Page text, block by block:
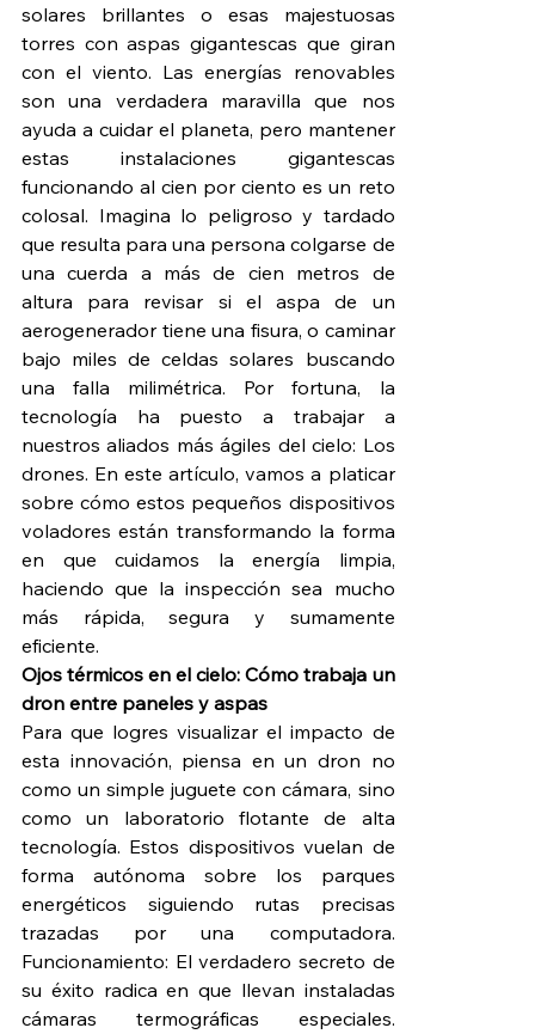
solares brillantes o esas majestuosas
torres con aspas gigantescas que giran
con el viento. Las energías renovables
son una verdadera maravilla que nos
ayuda a cuidar el planeta, pero mantener
estas instalaciones gigantescas
funcionando al cien por ciento es un reto
colosal. Imagina lo peligroso y tardado
que resulta para una persona colgarse de
una cuerda a más de cien metros de
altura para revisar si el aspa de un
aerogenerador tiene una fisura, o caminar
bajo miles de celdas solares buscando
una falla milimétrica. Por fortuna, la
tecnología ha puesto a trabajar a
nuestros aliados más ágiles del cielo: Los
drones. En este artículo, vamos a platicar
sobre cómo estos pequeños dispositivos
voladores están transformando la forma
en que cuidamos la energía limpia,
haciendo que la inspección sea mucho
más rápida, segura y sumamente
eficiente.
Ojos térmicos en el cielo: Cómo trabaja un
dron entre paneles y aspas
Para que logres visualizar el impacto de
esta innovación, piensa en un dron no
como un simple juguete con cámara, sino
como un laboratorio flotante de alta
tecnología. Estos dispositivos vuelan de
forma autónoma sobre los parques
energéticos siguiendo rutas precisas
trazadas por una computadora.
Funcionamiento: El verdadero secreto de
su éxito radica en que llevan instaladas
cámaras termográficas especiales.